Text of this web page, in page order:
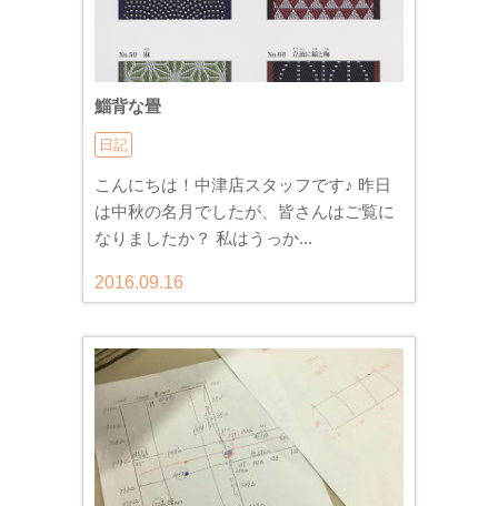
鯔背な畳
日記
こんにちは！中津店スタッフです♪ 昨日
は中秋の名月でしたが、皆さんはご覧に
なりましたか？ 私はうっか...
2016.09.16